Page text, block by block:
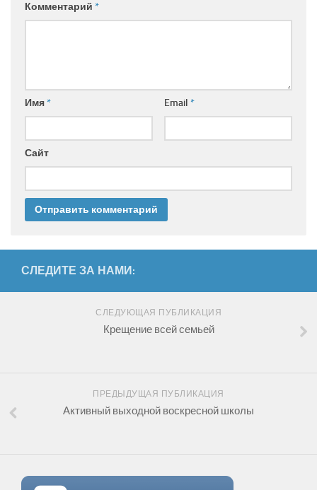
Комментарий *
Имя* Email *
Сайт
СЛЕДИТЕ ЗА НАМИ:
СЛЕДУЮЩАЯ ПУБЛИКАЦИЯ
Крещение всей семьей
ПРЕДЫДУЩАЯ ПУБЛИКАЦИЯ
Активный выходной воскресной школы